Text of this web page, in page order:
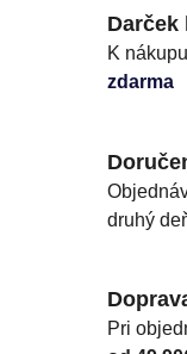
Darček
K
zdarma
druhý
Pri